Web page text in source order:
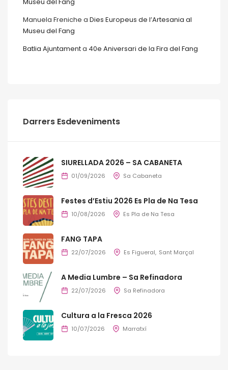
Manuela Freniche a Dies Europeus de l’Artesania al
Museu del Fang
Batlia Ajuntamenta 40e Aniversari de la Fira del Fang
Darrers Esdeveniments
SIURELLADA 2026 – SA CABANETA
01/09/2026 Sa Cabaneta
Festes d’Estiu 2026 Es Pla de Na Tesa
10/08/2026 Es Pla de Na Tesa
FANG TAPA
22/07/2026 Es Figueral Sant Marçal
A Media Lumbre – Sa Refinadora
22/07/2026 Sa Refinadora
Cultura a la Fresca 2026
10/07/2026 Marratxí